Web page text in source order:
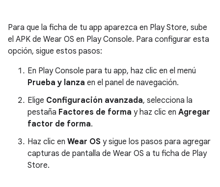
Para que la ficha de tu app aparezca en Play Store, sube
el APK de Wear OS en Play Console. Para configurar esta
opción, sigue estos pasos:
En Play Console para tu app, haz clic en el menú
Prueba y lanza en el panel de navegación.
Elige Configuración avanzada, selecciona la
pestaña Factores de forma y haz clic en Agregar
factor de forma.
Haz clic en Wear OS y sigue los pasos para agregar
capturas de pantalla de Wear OS a tu ficha de Play
Store.